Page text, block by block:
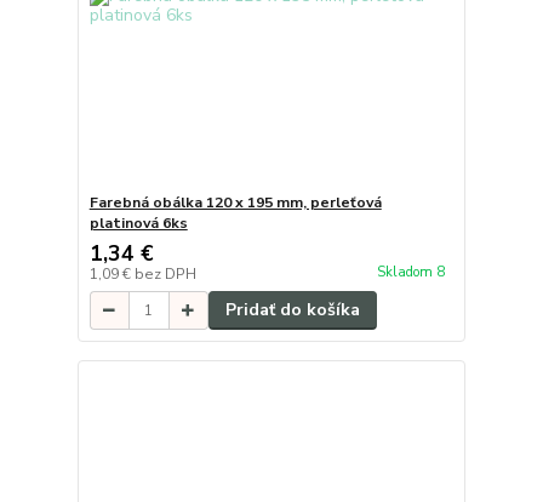
Farebná obálka 120 x 195 mm, perleťová
platinová 6ks
1,34 €
1,09 € bez DPH Skladom 8
Pridať do košíka